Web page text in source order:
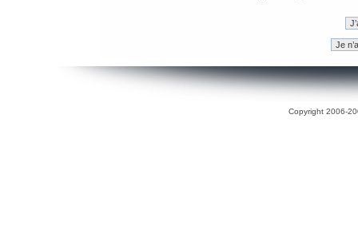
Copyright 2006-